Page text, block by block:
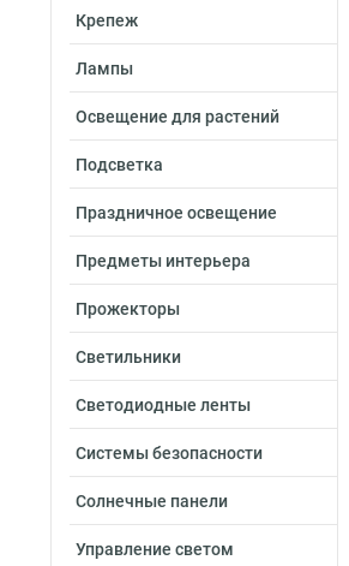
Крепеж
Лампы
Освещение для растений
Подсветка
Праздничное освещение
Предметы интерьера
Прожекторы
Светильники
Светодиодные ленты
Системы безопасности
Солнечные панели
Управление светом